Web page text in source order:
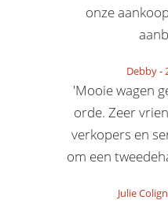
onze
Debby-
'Mooie wagen
orde. Zeer
verkopers en
om een
Julie